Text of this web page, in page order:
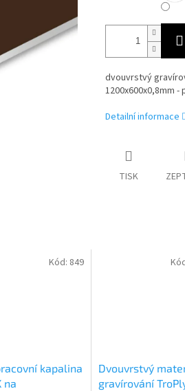
dvouvrstvý
1200x600x0,8mm
Detailní informace
TISK
kapalina
na
Kód: 849
Dvouvrstvý
gravírování